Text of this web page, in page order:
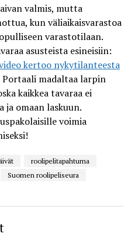
valmis, mutta
kun väliaikaisvarastoa
varastotilaan.
asusteista esineisiin:
kertoo nykytilanteesta
Portaali madaltaa larpin
kaikkea tavaraa ei
ja omaan laskuun.
voimia
roolipelitapahtuma
Suomen roolipeliseura